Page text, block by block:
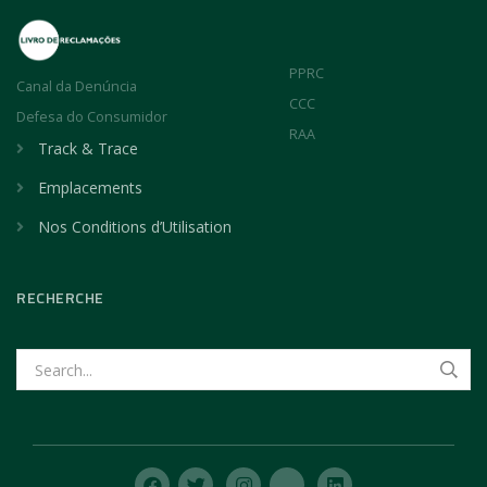
Canal da Denúncia
Defesa do Consumidor
PPRC
CCC
RAA
Track & Trace
Emplacements
Nos Conditions d’Utilisation
RECHERCHE